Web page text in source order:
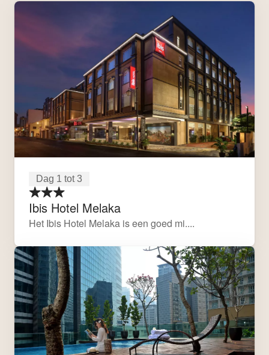
Dag 1 tot 3
Ibis Hotel Melaka
Het Ibis Hotel Melaka is een goed mi....